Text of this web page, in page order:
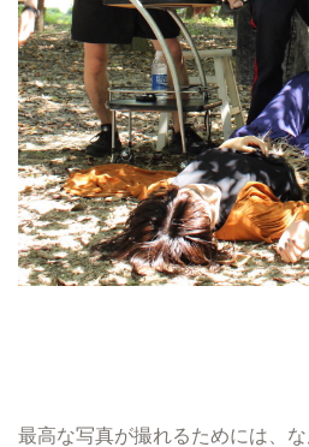
最高な写真が撮れるためには、